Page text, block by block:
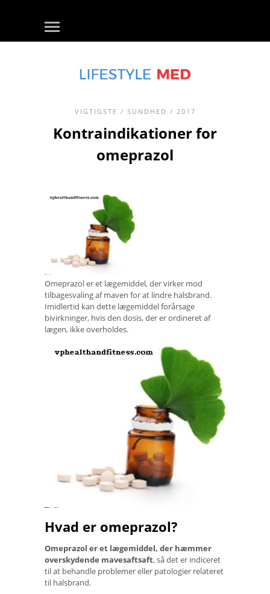
VIGTIGSTE / SUNDHED / 2017
Kontraindikationer for
omeprazol
Omeprazol er et lægemiddel, der virker mod
tilbagesvaling af maven for at lindre halsbrand.
Imidlertid kan dette lægemiddel forårsage
bivirkninger, hvis den dosis, der er ordineret af
lægen, ikke overholdes.
Hvad er omeprazol?
Omeprazol er et lægemiddel, der hæmmer
overskydende mavesaftsaft, så det er indiceret
til at behandle problemer eller patologier relateret
til halsbrand.